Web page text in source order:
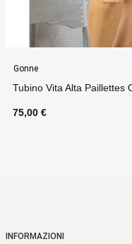
Abbigliamento Donna
Abito Billa Lurex Option 14
130,00 €
INFORMAZIONI